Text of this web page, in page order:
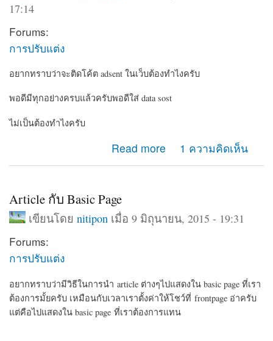
17:14
Forums:
การปรับแต่ง
อยากทราบว่าจะติดโค้ต adsent ในเว็บต้องทำไงครับ
พอดีมีทุกอย่างครบแล้วครับพอดีใส่ data sost
ไม่เป็นต้องทำไงครับ
Read more 1 ความคิดเห็น
Article กับ Basic Page
เขียนโดย nitiponเมื่อ 9 มิถุนายน, 2015 - 19:31
Forums:
การปรับแต่ง
อยากทราบว่ามีวิธีในการนำ article ต่างๆไปแสดงใน basic page ที่เรา
ต้องการมั้ยครับ เหมือนกับเวลาเราตั้งค่าให้โชว์ที่ frontpage อ่าครับ
แต่คือไปแสดงใน basic page ที่เราต้องการแทน